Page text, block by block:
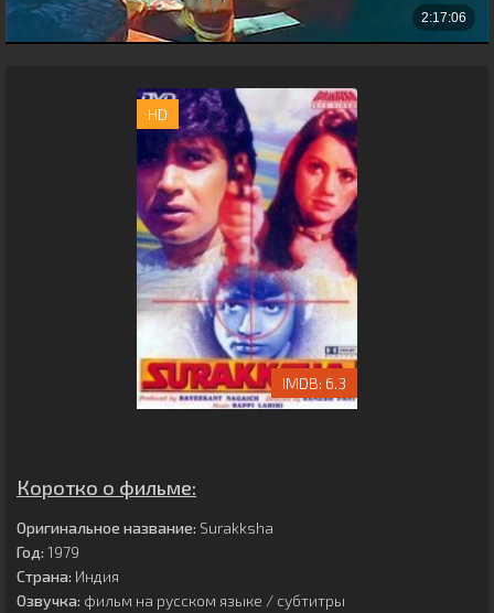
HD
6.3
Коротко о фильме:
Оригинальное название: Surakksha
Год: 1979
Страна: Индия
Озвучка: фильм на русском языке / субтитры